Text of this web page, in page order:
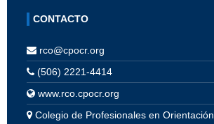
CONTACTO
rco@cpocr.org
(506) 2221-4414
www.rco.cpocr.org
Colegio de Profesionales en Orientación